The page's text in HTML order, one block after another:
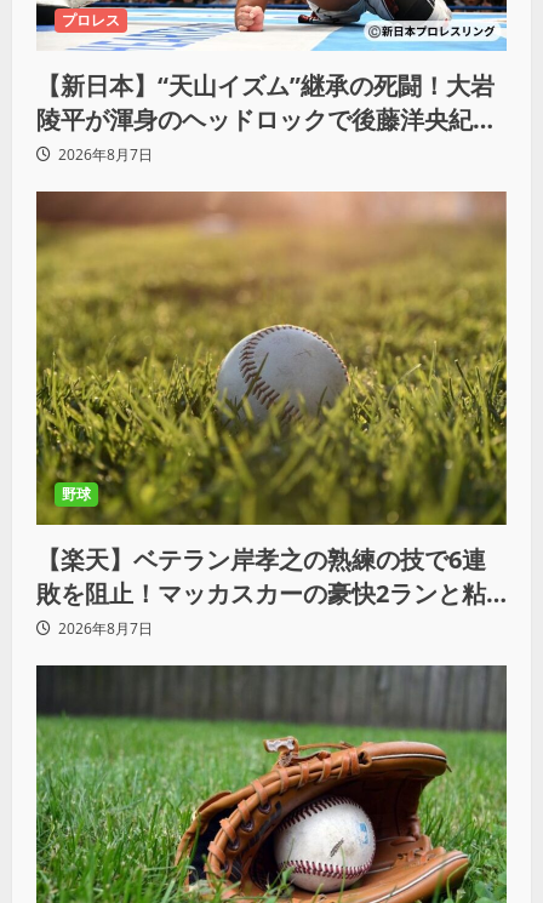
プロレス
【新日本】“天山イズム”継承の死闘！大岩
陵平が渾身のヘッドロックで後藤洋央紀か
らタップ奪取 執念の「リベンジ＆4勝目」
2026年8月7日
野球
【楽天】ベテラン岸孝之の熟練の技で6連
敗を阻止！マッカスカーの豪快2ランと粘
りの継投でオリックスを破る
2026年8月7日